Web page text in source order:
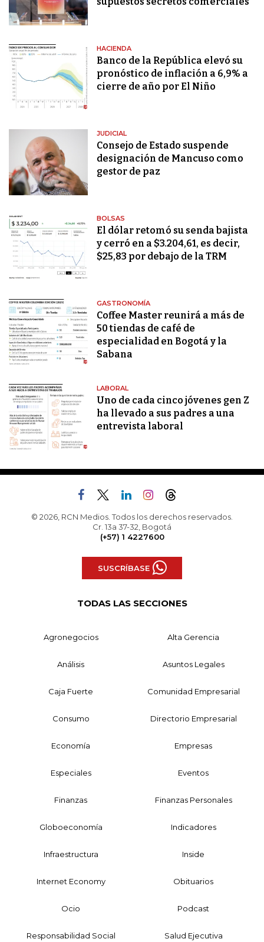
HACIENDA
Banco de la República elevó su
pronóstico de inflación a 6,9% a
cierre de año por El Niño
JUDICIAL
Consejo de Estado suspende
designación de Mancuso como
gestor de paz
BOLSAS
El dólar retomó su senda bajista
y cerró en a $3.204,61, es decir,
$25,83 por debajo de la TRM
GASTRONOMÍA
Coffee Master reunirá a más de
50 tiendas de café de
especialidad en Bogotá y la
Sabana
LABORAL
Uno de cada cinco jóvenes gen Z
ha llevado a sus padres a una
entrevista laboral
© 2026, RCN Medios. Todos los derechos reservados.
Cr. 13a 37-32, Bogotá
(+57) 1 4227600
SUSCRÍBASE
TODAS LAS SECCIONES
Agronegocios Alta Gerencia
Análisis Asuntos Legales
Caja Fuerte Comunidad Empresarial
Consumo Directorio Empresarial
Economía Empresas
Especiales Eventos
Finanzas Finanzas Personales
Globoeconomía Indicadores
Infraestructura Inside
Internet Economy Obituarios
Ocio Podcast
Responsabilidad Social Salud Ejecutiva